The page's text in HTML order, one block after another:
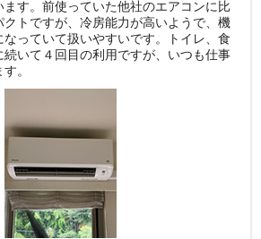
ます。前使っていた他社のエアコンに比
トですが、冷房能力が高いようで、機
っていて扱いやすいです。トイレ、食
いて４回目の利用ですが、いつも仕事
。